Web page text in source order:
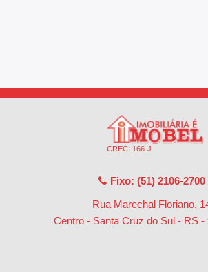
CRECI 166-J
Fixo: (51) 2106-2700
Rua Marechal Floriano,
Centro - Santa Cruz do Sul - RS -